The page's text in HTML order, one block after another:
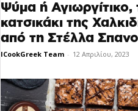
Ψύμα ή Αγιωργίτικο,
κατσικάκι της
από τη Στέλλα
ICookGreek Team - 12 Απριλίου, 2023